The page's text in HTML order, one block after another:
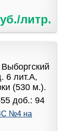
литр.
Выборгский
6 лит.А,
(530 м.).
доб.: 94
№4 на